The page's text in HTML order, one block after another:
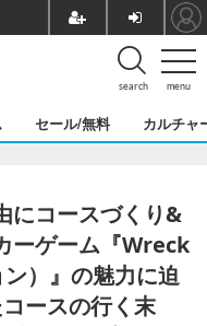
menu
search
セール/無料 カルチャ
にコースづくり&
ーゲーム『Wreck
）』の魅力に迫
ースの行く末